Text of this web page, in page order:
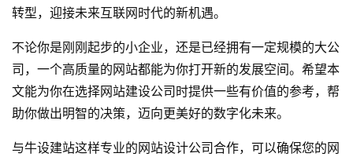
转型，迎接未来互联网时代的新机遇。
不论你是刚刚起步的小企业，还是已经拥有一定规模的大公
司，一个高质量的网站都能为你打开新的发展空间。希望本
文能为你在选择网站建设公司时提供一些有价值的参考，帮
助你做出明智的决策，迈向更美好的数字化未来。
与牛设建站这样专业的网站设计公司合作，可以确保您的网